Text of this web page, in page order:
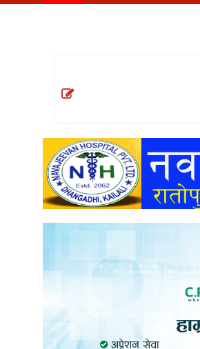
प्रमुख
अन्तराष्ट्रिय
अन्तर्वार्ता
खेलकुद